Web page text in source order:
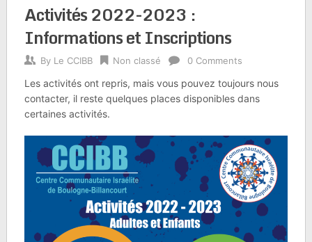
Activités 2022-2023 :
Informations et Inscriptions
By Le CCIBB Non classé 0 Comments
Les activités ont repris, mais vous pouvez toujours nous
contacter, il reste quelques places disponibles dans
certaines activités.